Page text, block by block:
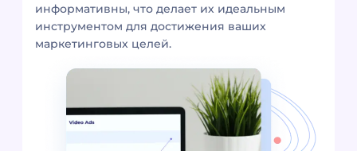
информативны, что делает их идеальным
инструментом для достижения ваших
маркетинговых целей.